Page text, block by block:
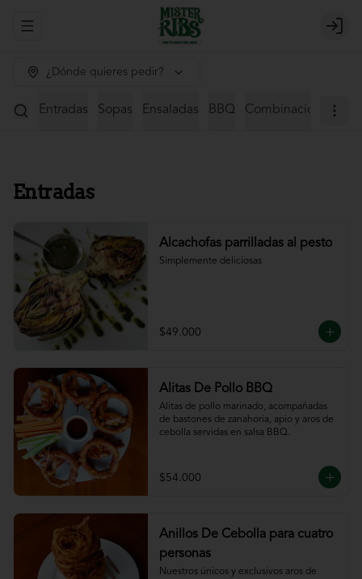
Abrir menu de navegación Login
¿Dónde quieres pedir?
Entradas Sopas Ensaladas BBQ Combinaciones
Entradas
Alcachofas parrilladas al pesto
Simplemente deliciosas
$49.000
Alitas De Pollo BBQ
Alitas de pollo marinado, acompañadas
de bastones de zanahoria, apio y aros de
cebolla servidas en salsa BBQ.
$54.000
Anillos De Cebolla para cuatro
personas
Nuestros únicos y exclusivos aros de